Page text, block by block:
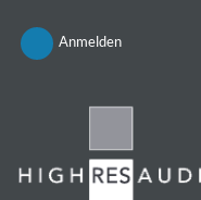
Anmelden